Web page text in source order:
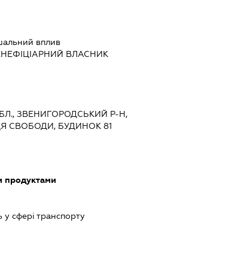
вплив
ВЛАСНИК
ЗВЕНИГОРОДСЬКИЙ Р-Н,
СВОБОДИ, БУДИНОК 81
продуктами
у сфері транспорту